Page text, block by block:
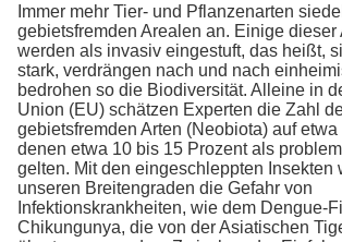
Immer mehr Tier- und Pflanzenarten
gebietsfremden Arealen an. Einige dieser
werden als invasiv eingestuft, das heißt,
stark, verdrängen nach und nach
bedrohen so die Biodiversität. Alleine in
Union (EU) schätzen Experten die Zahl
gebietsfremden Arten (Neobiota) auf etwa
denen etwa 10 bis 15 Prozent als
gelten. Mit den eingeschleppten Insekten
unseren Breitengraden die Gefahr von
Infektionskrankheiten, wie dem Dengue-
Chikungunya, die von der Asiatischen